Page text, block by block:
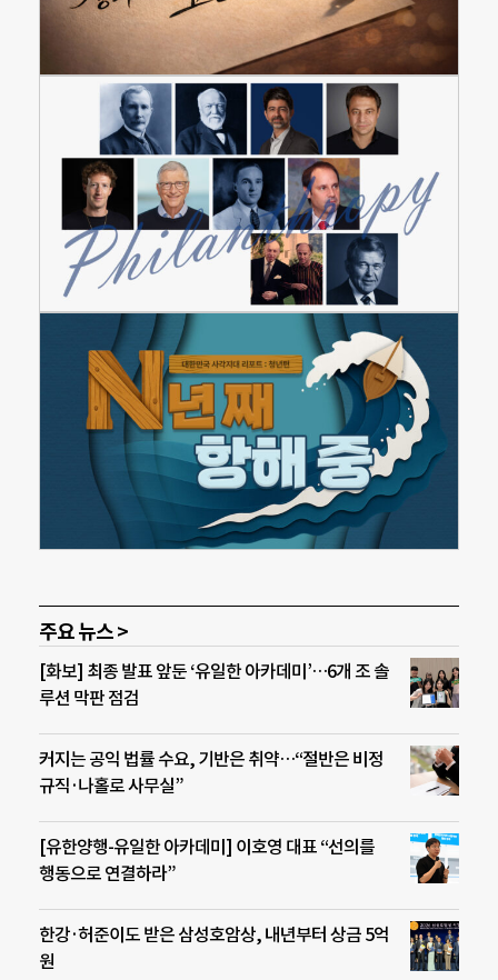
주요 뉴스 >
[화보] 최종 발표 앞둔 ‘유일한 아카데미’…6개 조 솔
루션 막판 점검
커지는 공익 법률 수요, 기반은 취약…“절반은 비정
규직·나홀로 사무실”
[유한양행-유일한 아카데미] 이호영 대표 “선의를
행동으로 연결하라”
한강·허준이도 받은 삼성호암상, 내년부터 상금 5억
원